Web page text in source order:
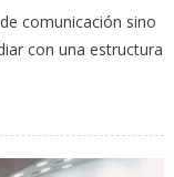
comunicación sino
con una estructura